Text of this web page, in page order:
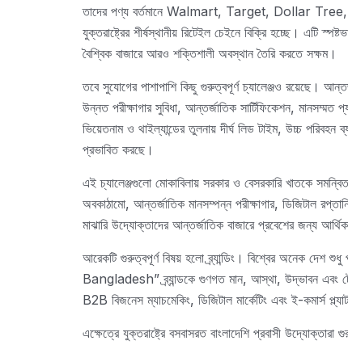
তাদের পণ্য বর্তমানে Walmart, Target, Dollar
যুক্তরাষ্ট্রের শীর্ষস্থানীয় রিটেইল চেইনে বিক্রি হচ্ছে। এটি
বৈশ্বিক বাজারে আরও শক্তিশালী অবস্থান তৈরি করতে সক্ষম।
তবে সুযোগের পাশাপাশি কিছু গুরুত্বপূর্ণ চ্যালেঞ্জও রয়েছে।
উন্নত পরীক্ষাগার সুবিধা, আন্তর্জাতিক সার্টিফিকেশন,
ভিয়েতনাম ও থাইল্যান্ডের তুলনায় দীর্ঘ লিড টাইম, উচ্চ
প্রভাবিত করছে।
এই চ্যালেঞ্জগুলো মোকাবিলায় সরকার ও বেসরকারি খাতকে
অবকাঠামো, আন্তর্জাতিক মানসম্পন্ন পরীক্ষাগার, ডিজিটাল
মাঝারি উদ্যোক্তাদের আন্তর্জাতিক বাজারে প্রবেশের জন্য
আরেকটি গুরুত্বপূর্ণ বিষয় হলো ব্র্যান্ডিং। বিশ্বের অনেক দেশ
Bangladesh” ব্র্যান্ডকে গুণগত মান, আস্থা, উদ্ভাবন এবং
B2B বিজনেস ম্যাচমেকিং, ডিজিটাল মার্কেটিং এবং ই-কমার্স
এক্ষেত্রে যুক্তরাষ্ট্রে বসবাসরত বাংলাদেশি প্রবাসী